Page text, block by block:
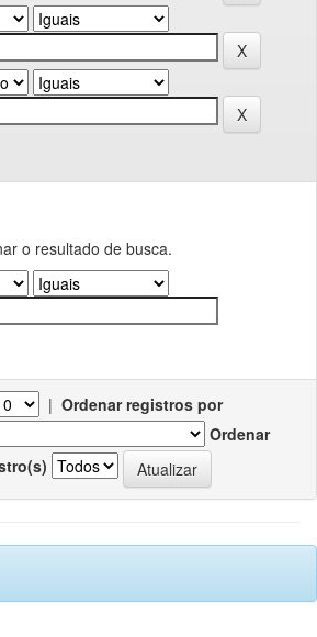
o resultado de busca.
| Ordenar registros por
Ordenar